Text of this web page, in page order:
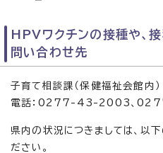
HPVワクチンの接種や、
問い合わせ先
子育て相談課（保健福祉会館内）
電話：0277-43-2003、
県内の状況につきましては、以
ださい。